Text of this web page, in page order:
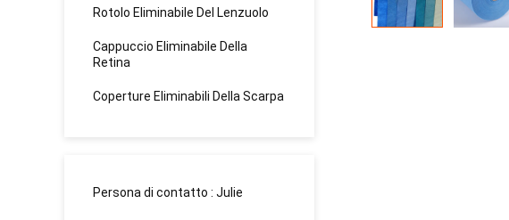
Rotolo Eliminabile Del Lenzuolo
Cappuccio Eliminabile Della
Retina
Coperture Eliminabili Della Scarpa
Persona di contatto : Julie